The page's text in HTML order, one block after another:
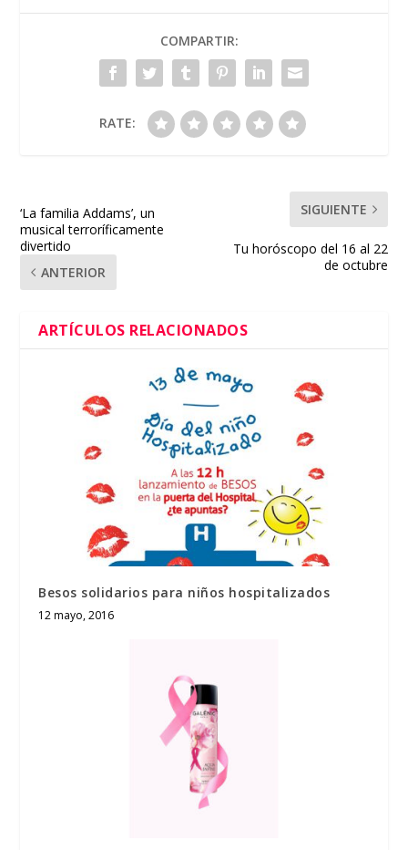
COMPARTIR:
RATE:
‘La familia Addams’, un
musical terroríficamente
divertido
ANTERIOR
SIGUIENTE
Tu horóscopo del 16 al 22
de octubre
ARTÍCULOS RELACIONADOS
Besos solidarios para niños hospitalizados
12 mayo, 2016